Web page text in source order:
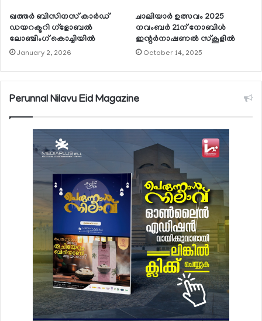
ഖത്തര്‍ ബിസിനസ് കാര്‍ഡ്
ഡയറക്ടറി ഗ്‌ളോബല്‍
ലോഞ്ചിംഗ് കൊച്ചിയില്‍
January 2, 2026
ചാലിയാര്‍ ഉത്സവം 2025
നവംബര്‍ 21ന് നോബിള്‍
ഇന്റര്‍നാഷണല്‍ സ്‌കൂളില്‍
October 14, 2025
Perunnal Nilavu Eid Magazine